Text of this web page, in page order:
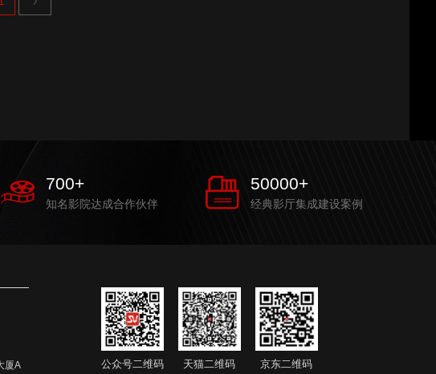
700+
知名影院达成合作伙伴
50000+
经典影厅集成建设案例
厦A 公众号二维码 天猫二维码 京东二维码